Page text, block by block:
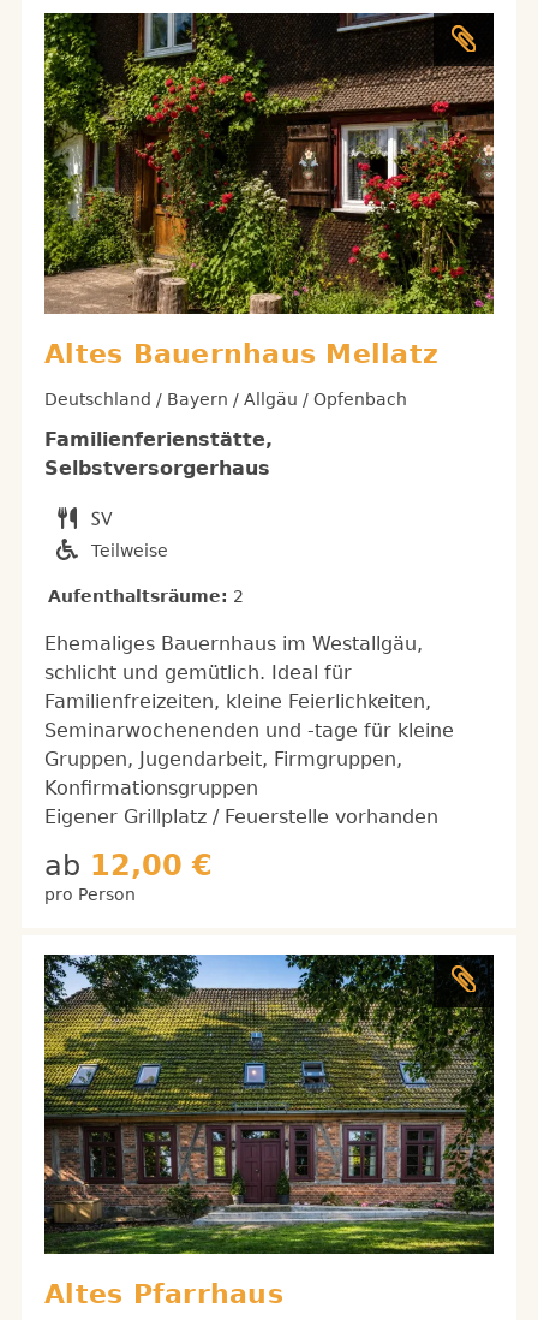
Altes Bauernhaus Mellatz
Deutschland / Bayern / Allgäu / Opfenbach
Familienferienstätte,
Selbstversorgerhaus
Teilweise
Aufenthaltsräume: 2
Ehemaliges Bauernhaus im Westallgäu,
schlicht und gemütlich. Ideal für
Familienfreizeiten, kleine Feierlichkeiten,
Seminarwochenenden und -tage für kleine
Gruppen, Jugendarbeit, Firmgruppen,
Konfirmationsgruppen
Eigener Grillplatz / Feuerstelle vorhanden
ab 12,00 €
pro Person
Altes Pfarrhaus